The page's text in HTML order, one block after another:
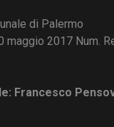
di Palermo
maggio 2017 Num.
Francesco